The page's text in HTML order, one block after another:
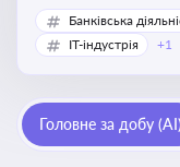
на підприємстві
Банківська
IT-індустрія
+1
Головне за добу (AI)